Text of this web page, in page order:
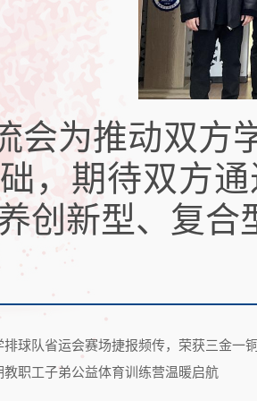
会为推动双方
，期待双方
创新型、复合
排球队省运会赛场捷报频传，荣获三金一
职工子弟公益体育训练营温暖启航